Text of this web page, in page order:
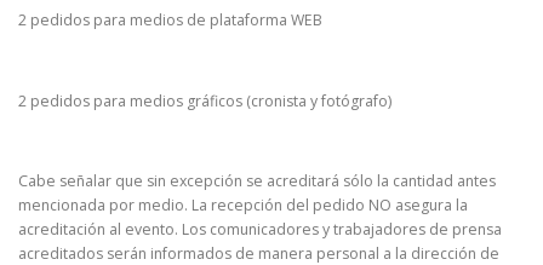
2 pedidos para medios de plataforma WEB
2 pedidos para medios gráficos (cronista y fotógrafo)
Cabe señalar que sin excepción se acreditará sólo la cantidad antes
mencionada por medio. La recepción del pedido NO asegura la
acreditación al evento. Los comunicadores y trabajadores de prensa
acreditados serán informados de manera personal a la dirección de